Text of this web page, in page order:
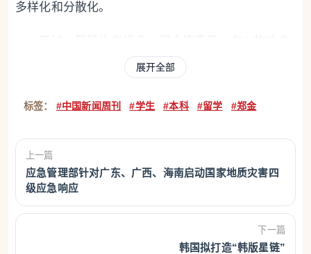
多样化和分散化。
下，学生和家长需扩大评价体系，把握学历、就业与
张哲函的故事与曹鑫几乎一样。2024年参加高考
的张哲函，高考成绩570多分，最多能上211守门院
校，她说，自己“当时心气比较高”，和家人商量后决
定出国读本科。挑选学校的时候，她和家人看重两
点，一是性价比，二是QS排名(英国国际高等教育咨
展开全部
标签： #中国新闻周刊 #学生 #本科 #留学 #郑金
上一篇
应急管理部针对广东、广西、海南启动国家地质灾害四
级应急响应
下一篇
韩国拟打造“韩版星链”